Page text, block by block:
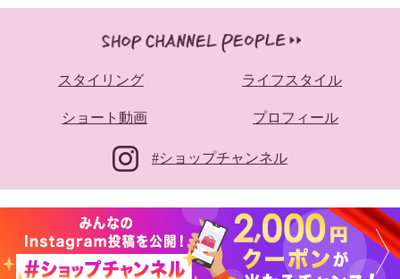
スタイリング ライフスタイル
ショート動画 プロフィール
#ショップチャンネル